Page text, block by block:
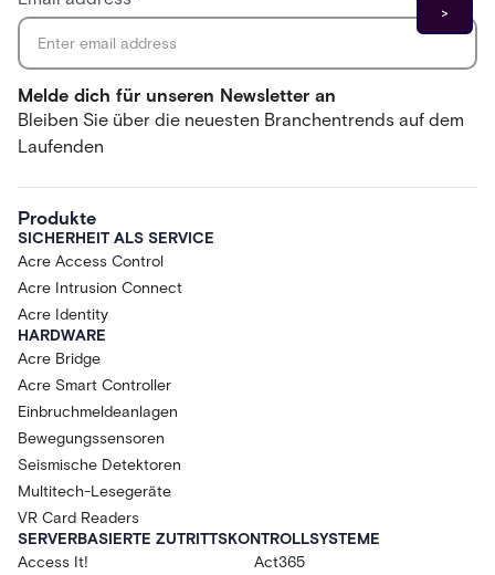
Melde dich für unseren Newsletter an
Bleiben Sie über die neuesten Branchentrends auf dem
Laufenden
Produkte
SICHERHEIT ALS SERVICE
Acre Access Control
Acre Intrusion Connect
Acre Identity
HARDWARE
Acre Bridge
Acre Smart Controller
Einbruchmeldeanlagen
Bewegungssensoren
Seismische Detektoren
Multitech-Lesegeräte
VR Card Readers
SERVERBASIERTE ZUTRITTSKONTROLLSYSTEME
Access It!
Act365